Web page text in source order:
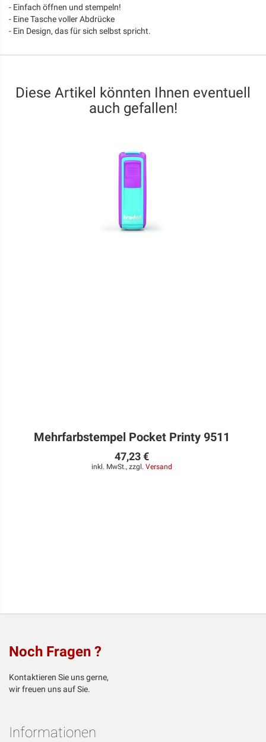
- Einfach öffnen und stempeln!
- Eine Tasche voller Abdrücke
- Ein Design, das für sich selbst spricht.
Diese Artikel könnten Ihnen eventuell
auch gefallen!
Mehrfarbstempel Pocket Printy 9511
47,23 €
inkl. MwSt., zzgl. Versand
Noch Fragen ?
Kontaktieren Sie uns gerne,
wir freuen uns auf Sie.
Informationen